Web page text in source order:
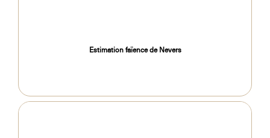
Estimation faïence de Nevers